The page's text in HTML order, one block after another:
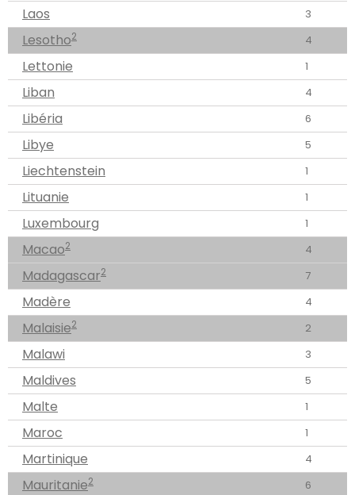
Laos 3
Lesotho2 4
Lettonie 1
Liban 4
Libéria 6
Libye 5
Liechtenstein 1
Lituanie 1
Luxembourg 1
Macao2 4
Madagascar2 7
Madère 4
Malaisie2 2
Malawi 3
Maldives 5
Malte 1
Maroc 1
Martinique 4
Mauritanie2 6